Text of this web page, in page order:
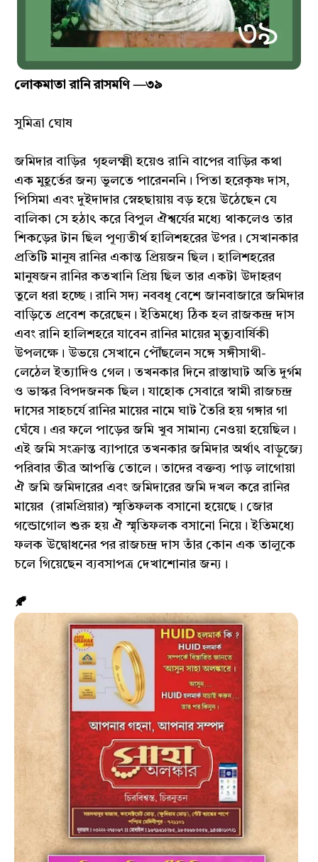
লোকমাতা রানি রাসমণি —৩৯
সুমিত্রা ঘোষ
জমিদার বাড়ির গৃহলক্ষ্মী হয়েও রানি বাপের বাড়ির কথা
এক মুহূর্তের জন্য ভুলতে পারেনননি। পিতা হরেকৃষ্ণ দাস,
পিসিমা এবং দুইদাদার স্নেহছায়ায় বড় হয়ে উঠেছেন যে
বালিকা সে হঠাৎ করে বিপুল ঐশ্বর্যের মধ্যে থাকলেও তার
শিকড়ের টান ছিল পূণ্যতীর্থ হালিশহরের উপর। সেখানকার
প্রতিটি মানুষ রানির একান্ত প্রিয়জন ছিল। হালিশহরের
মানুষজন রানির কতখানি প্রিয় ছিল তার একটা উদাহরণ
তুলে ধরা হচ্ছে। রানি সদ্য নববধূ বেশে জানবাজারে জমিদার
বাড়িতে প্রবেশ করেছেন। ইতিমধ্যে ঠিক হল রাজকন্দ্র দাস
এবং রানি হালিশহরে যাবেন রানির মায়ের মৃত্যুবার্ষিকী
উপলক্ষে। উভয়ে সেখানে পৌঁছলেন সঙ্গে সঙ্গীসাথী-
লেঠেল ইত্যাদিও গেল। তখনকার দিনে রাস্তাঘাট অতি দুর্গম
ও ভাস্কর বিপদজনক ছিল। যাহোক সেবারে স্বামী রাজচন্দ্র
দাসের সাহচর্যে রানির মায়ের নামে ঘাট তৈরি হয় গঙ্গার গা
ঘেঁষে। এর ফলে পাড়ের জমি খুব সামান্য নেওয়া হয়েছিল।
এই জমি সংক্রান্ত ব্যাপারে তখনকার জমিদার অর্থাৎ বাড়ুজ্যে
পরিবার তীব্র আপত্তি তোলে। তাদের বক্তব্য পাড় লাগোয়া
ঐ জমি জমিদারের এবং জমিদারের জমি দখল করে রানির
মায়ের (রামপ্রিয়ার) স্মৃতিফলক বসানো হয়েছে। জোর
গন্ডোগোল শুরু হয় ঐ স্মৃতিফলক বসানো নিয়ে। ইতিমধ্যে
ফলক উদ্বোধনের পর রাজচন্দ্র দাস তাঁর কোন এক তালুকে
চলে গিয়েছেন ব্যবসাপত্র দেখাশোনার জন্য।
🍂